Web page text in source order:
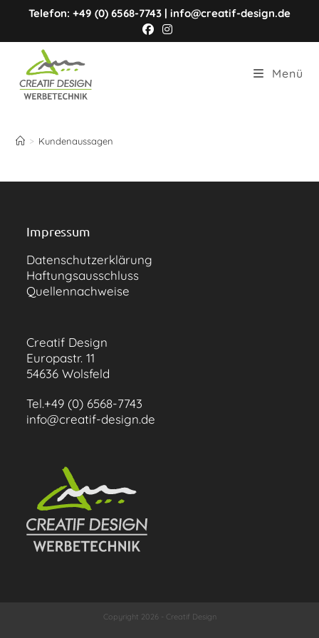
Telefon: +49 (0) 6568-7743 | info@creatif-design.de
Menü
Kundenaussagen
> Kundenaussagen
Impressum
Datenschutzerklärung
Haftungsausschluss
Quellennachweise
Creatif Design
Europastr. 11
54636 Wolsfeld
Tel.+49 (0) 6568-7743
info@creatif-design.de
Copyright 2026 - Creatif Design